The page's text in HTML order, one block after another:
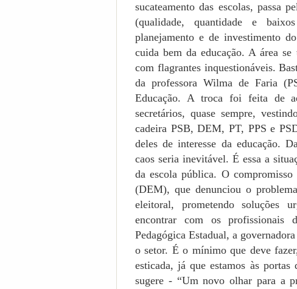
sucateamento das escolas, passa
(qualidade, quantidade e
planejamento e de investimento
cuida bem da educação. A área
com flagrantes inquestionáveis.
da professora Wilma de Faria
Educação. A troca foi feita de
secretários, quase sempre,
cadeira PSB, DEM, PT, PPS e
deles de interesse da educação.
caos seria inevitável. É essa a
da escola pública. O
(DEM), que denunciou o
eleitoral, prometendo soluções
encontrar com os profissionais
Pedagógica Estadual, a
o setor. É o mínimo que deve
esticada, já que estamos às
sugere - “Um novo olhar para a